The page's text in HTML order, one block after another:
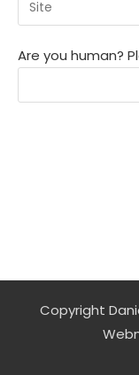
Are you human?
Copyright